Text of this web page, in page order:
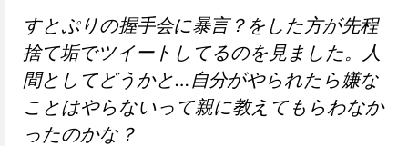
すとぷりの握手会に暴言？をした方が先程
捨て垢でツイートしてるのを見ました。人
間としてどうかと…自分がやられたら嫌な
ことはやらないって親に教えてもらわなか
ったのかな？